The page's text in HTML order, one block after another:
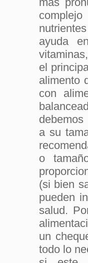
ayuda
el
alimento
con
a su
o
(si bien
pueden
salud.
un
todo lo